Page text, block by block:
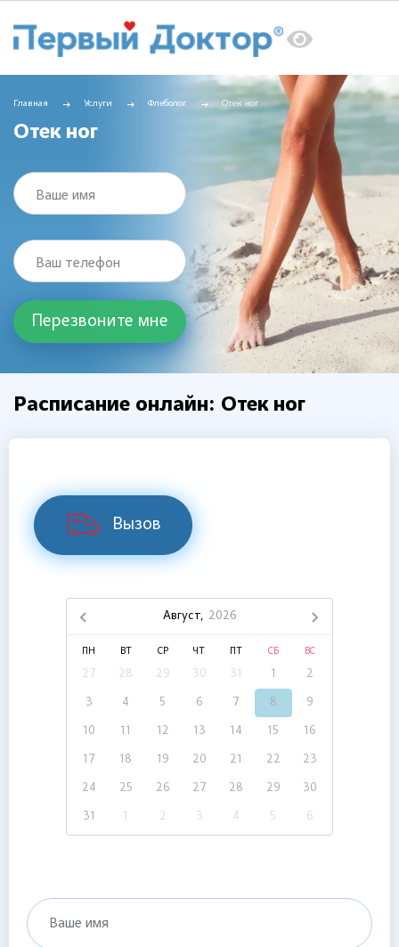
Главная Услуги Флеболог Отек ног
Отек ног
Ваше имя
Ваш телефон
Расписание онлайн: Отек ног
Вызов
Август, 2026
ПН ВТ СР ЧТ СБ ВС
27 28 29 30 31 1 2
3 4 5 6 7 8 9
10 11 12 13 14 15 16
17 18 19 20 21 22 23
24 25 26 27 28 29 30
31 1 2 3 4 5 6
Ваше имя